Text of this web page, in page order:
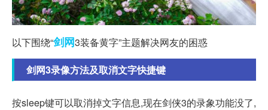
以下围绕“剑网3装备黄字”主题解决网友的困惑
剑网3录像方法及取消文字快捷键
按sleep键可以取消掉文字信息,现在剑侠3的录象功能没了,